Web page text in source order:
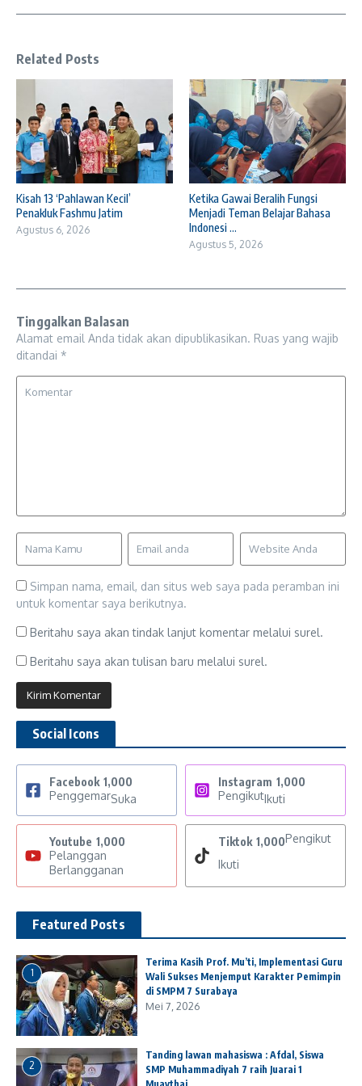
Related Posts
Kisah 13 ‘Pahlawan Kecil’
Penakluk Fashmu Jatim
Agustus 6, 2026
Ketika Gawai Beralih Fungsi
Menjadi Teman Belajar Bahasa
Indonesi ...
Agustus 5, 2026
Tinggalkan Balasan
Alamat email Anda tidak akan dipublikasikan. Ruas yang wajib
ditandai *
Simpan nama, email, dan situs web saya pada peramban ini
untuk komentar saya berikutnya.
Beritahu saya akan tindak lanjut komentar melalui surel.
Beritahu saya akan tulisan baru melalui surel.
Social Icons
Facebook 1,000
PenggemarSuka
Instagram 1,000
PengikutIkuti
Youtube 1,000
Pelanggan
Berlangganan
Tiktok 1,000Pengikut
Ikuti
Featured Posts
1
Terima Kasih Prof. Mu’ti, Implementasi Guru
Wali Sukses Menjemput Karakter Pemimpin
di SMPM 7 Surabaya
Mei 7, 2026
2
Tanding lawan mahasiswa : Afdal, Siswa
SMP Muhammadiyah 7 raih Juarai 1